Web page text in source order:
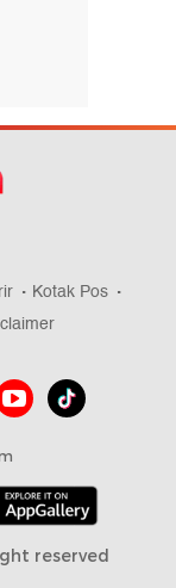
Kotak Pos
reserved